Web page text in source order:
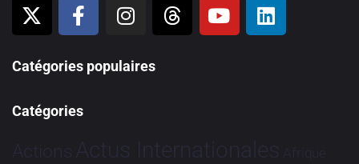
Catégories populaires
Catégories
Actions Actus Internationales Afrique